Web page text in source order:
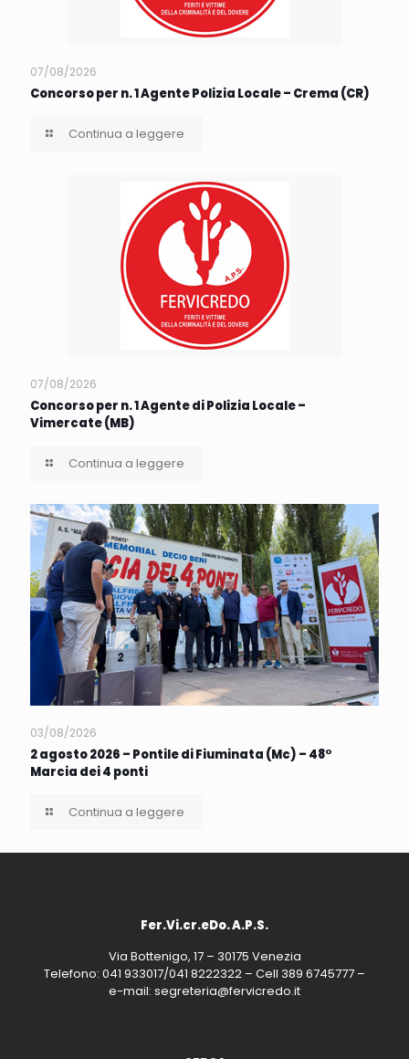
07/08/2026
Concorso per n. 1 Agente Polizia Locale – Crema (CR)
Continua a leggere
07/08/2026
Concorso per n. 1 Agente di Polizia Locale –
Vimercate (MB)
Continua a leggere
03/08/2026
2 agosto 2026 – Pontile di Fiuminata (Mc) – 48°
Marcia dei 4 ponti
Continua a leggere
Fer.Vi.cr.eDo. A.P.S.
Via Bottenigo, 17 – 30175 Venezia
Telefono: 041 933017/041 8222322 – Cell 389 6745777 –
e-mail: segreteria@fervicredo.it